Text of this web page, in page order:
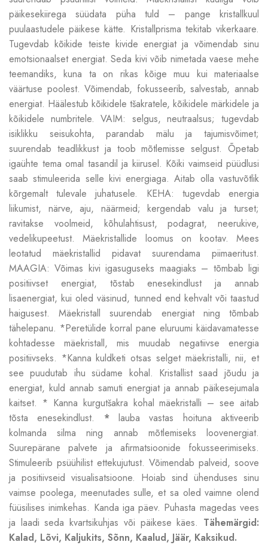
päikesekiirega süüdata püha tuld – pange kristallkuul
puulaastudele päikese kätte. Kristallprisma tekitab vikerkaare.
Tugevdab kõikide teiste kivide energiat ja võimendab sinu
emotsionaalset energiat. Seda kivi võib nimetada vaese mehe
teemandiks, kuna ta on rikas kõige muu kui materiaalse
väärtuse poolest. Võimendab, fokusseerib, salvestab, annab
energiat. Häälestub kõikidele tšakratele, kõikidele märkidele ja
kõikidele numbritele. VAIM: selgus, neutraalsus; tugevdab
isiklikku seisukohta, parandab mälu ja tajumisvõimet;
suurendab teadlikkust ja toob mõtlemisse selgust. Õpetab
igaühte tema omal tasandil ja kiirusel. Kõiki vaimseid püüdlusi
saab stimuleerida selle kivi energiaga. Aitab olla vastuvõtlik
kõrgemalt tulevale juhatusele. KEHA: tugevdab energia
liikumist, närve, aju, näärmeid; kergendab valu ja turset;
ravitakse voolmeid, kõhulahtisust, podagrat, neerukive,
vedelikupeetust. Mäekristallide loomus on kootav. Mees
leotatud mäekristallid pidavat suurendama piimaeritust.
MAAGIA: Võimas kivi igasuguseks maagiaks – tõmbab ligi
positiivset energiat, tõstab enesekindlust ja annab
lisaenergiat, kui oled väsinud, tunned end kehvalt või taastud
haigusest. Mäekristall suurendab energiat ning tõmbab
tähelepanu. *Peretülide korral pane eluruumi käidavamatesse
kohtadesse mäekristall, mis muudab negatiivse energia
positiivseks. *Kanna kuldketi otsas selget mäekristalli, nii, et
see puudutab ihu südame kohal. Kristallist saad jõudu ja
energiat, kuld annab samuti energiat ja annab päikesejumala
kaitset. * Kanna kurgutšakra kohal mäekristalli – see aitab
tõsta enesekindlust.
*lauba vastas hoituna aktiveerib
kolmanda silma ning annab mõtlemiseks loovenergiat.
Suurepärane palvete ja afirmatsioonide fokusseerimiseks.
Stimuleerib psüühilist ettekujutust. Võimendab palveid, soove
ja positiivseid visualisatsioone. Hoiab sind ühenduses sinu
vaimse poolega, meenutades sulle, et sa oled vaimne olend
füüsilises inimkehas. Kanda iga päev. Puhasta magedas vees
ja laadi seda kvartsikuhjas või päikese käes. Tähemärgid:
Kalad, Lõvi, Kaljukits, Sõnn, Kaalud, Jäär, Kaksikud.